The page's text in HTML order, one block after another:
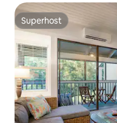
Superhost
Superhost